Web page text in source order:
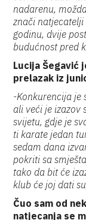
nadarenu,
znači natjecatelji
godinu, dvije
budućnost pred
Lucija Šegavić
prelazak iz
-Konkurencija je
ali veći je izazov
svijetu, gdje je
ti karate jedan
sedam dana
pokriti sa
tako da bit će
klub će joj dati
Čuo sam od
natjecanja se